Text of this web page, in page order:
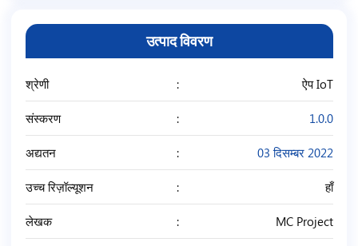
उत्पाद विवरण
श्रेणी ऐप IoT
संस्करण 1.0.0
अद्यतन 03 दिसम्बर 2022
उच्च रिज़ॉल्यूशन हाँ
लेखक MC Project